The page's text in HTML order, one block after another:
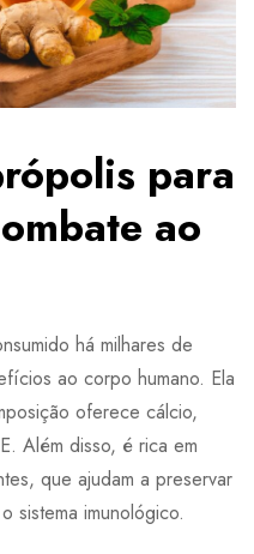
para
ao
há milhares de
ao corpo humano. Ela
oferece cálcio,
Além disso, é rica em
que ajudam a preservar
sistema imunológico.